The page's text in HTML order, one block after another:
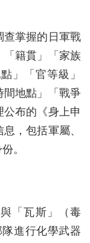
查掌握的日軍戰
「籍貫」「家族
」「官等級」
間地點」「戰爭
布的《身上申
，包括軍屬、
。
「瓦斯」（毒
進行化學武器